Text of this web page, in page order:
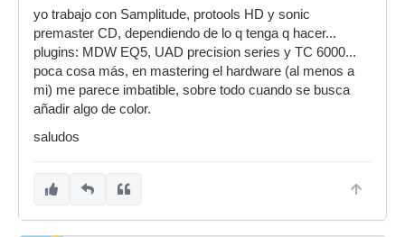
yo trabajo con Samplitude, protools HD y sonic
premaster CD, dependiendo de lo q tenga q hacer...
plugins: MDW EQ5, UAD precision series y TC 6000...
poca cosa más, en mastering el hardware (al menos a
mi) me parece imbatible, sobre todo cuando se busca
añadir algo de color.
saludos